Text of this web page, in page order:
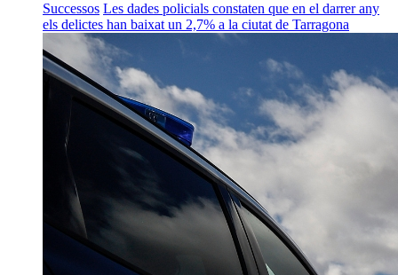
Successos Les dades policials constaten que en el darrer any
els delictes han baixat un 2,7% a la ciutat de Tarragona